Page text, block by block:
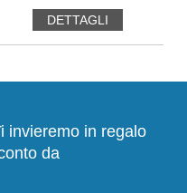
DETTAGLI
invieremo in regalo
da